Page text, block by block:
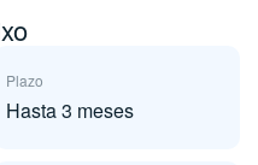
Plazo
Hasta 3 meses